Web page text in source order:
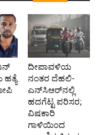
ದೀಪಾವಳಿಯ
ನಂತರ ದೆಹಲಿ-
ಎನ್‌ಸಿಆರ್‌ನಲ್ಲಿ
ಹದಗೆಟ್ಟ ಪರಿಸರ;
ವಿಷಕಾರಿ
ಗಾಳಿಯಿಂದ